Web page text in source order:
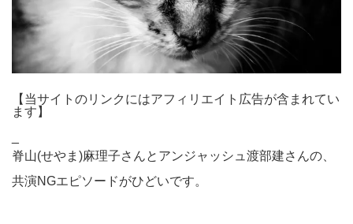
【当サイトのリンクにはアフィリエイト広告が含まれてい
ます】
脊山(せやま)麻理子さんとアンジャッシュ渡部建さんの、
共演NGエピソードがひどいです。